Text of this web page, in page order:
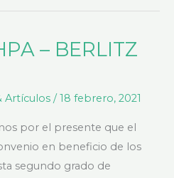
– BERLITZ
Artículos /18 febrero, 2021
por el presente que el
en beneficio de los
segundo grado de